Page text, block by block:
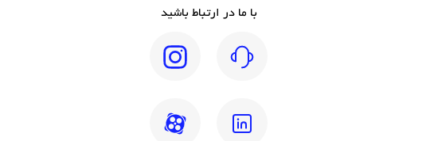
با ما در ارتباط باشید